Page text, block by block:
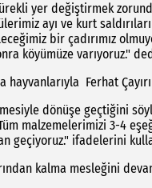
yer değiştirmek
ayı ve kurt
bir çadırımız
köyümüze varıyoruz."
hayvanlarıyla Ferhat
dönüşe geçtiğini
malzemelerimizi 3-4
geçiyoruz." ifadelerini
kalma mesleğini